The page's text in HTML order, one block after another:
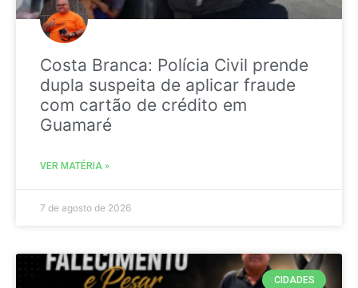
Costa Branca: Polícia Civil prende
dupla suspeita de aplicar fraude
com cartão de crédito em
Guamaré
VER MATÉRIA »
7 de agosto de 2026
CIDADES